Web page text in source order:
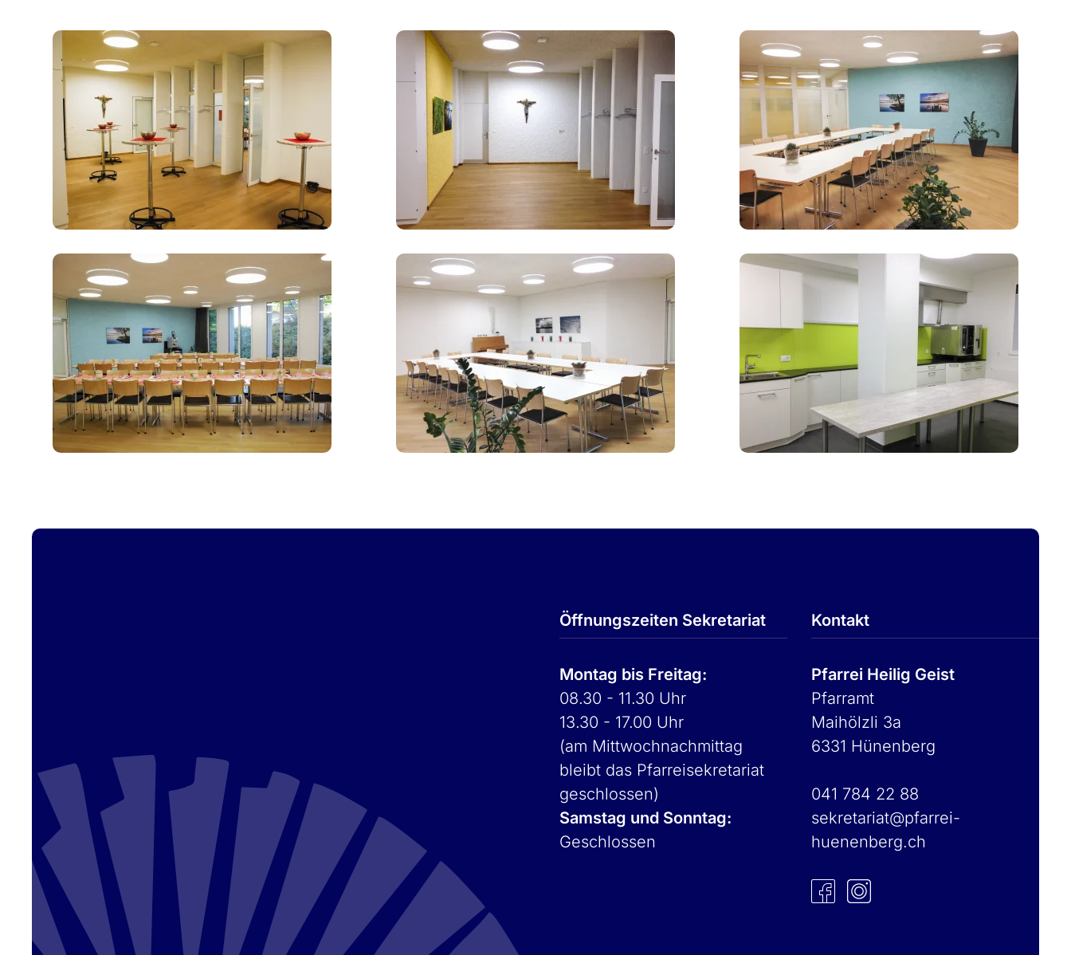
Öffnungszeiten Sekretariat
Montag bis Freitag:
08.30 - 11.30 Uhr
13.30 - 17.00 Uhr
(am Mittwochnachmittag
bleibt das Pfarreisekretariat
geschlossen)
Samstag und Sonntag:
Geschlossen
Kontakt
Pfarrei Heilig Geist
Pfarramt
Maihölzli 3a
6331 Hünenberg
041 784 22 88
sekretariat@pfarrei-
huenenberg.ch